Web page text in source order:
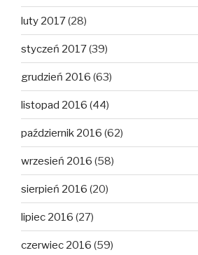
luty 2017(28)
styczeń 2017(39)
grudzień 2016 (63)
listopad 2016 (44)
październik 2016 (62)
wrzesień 2016 (58)
sierpień 2016 (20)
lipiec 2016 (27)
czerwiec 2016 (59)